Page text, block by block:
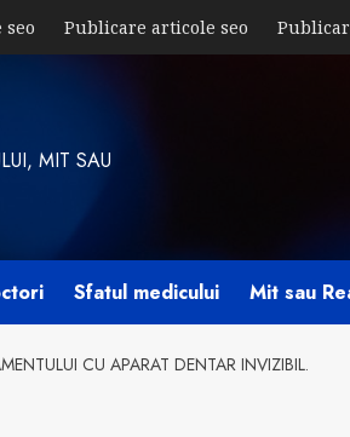
Publicare articole seo
MIT SAU
Sfatul medicului Mit sau
CU APARAT DENTAR INVIZIBIL.